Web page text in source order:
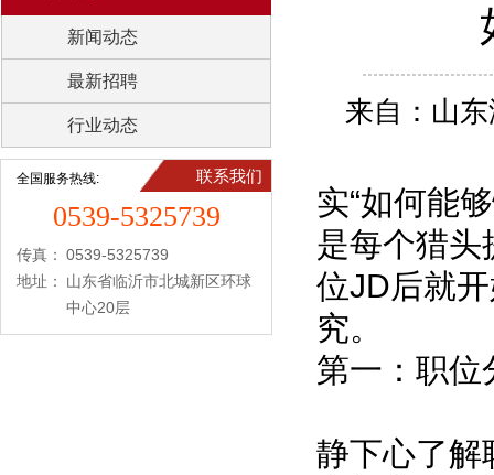
新闻动态
最新招聘
行业动态
全国服务热线: 联系我们
0539-5325739
传真： 0539-5325739
地址：
山东省临沂市北城新区环球
中心20层
来自：山
实“如何能
是每个猎头
位JD后就
究。
第一：职位
静下心了解